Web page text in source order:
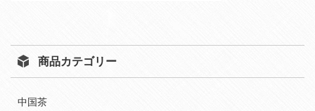
商品カテゴリー
中国茶